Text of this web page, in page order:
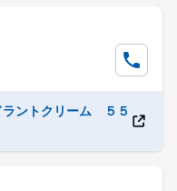
ントクリーム ５５